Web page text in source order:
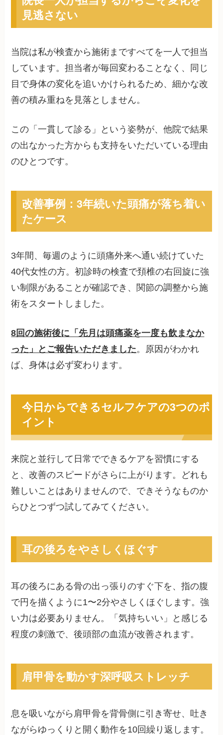
見逃さない
当院は私が検査から施術まですべてを一人で担当
しています。担当者が毎回変わることなく、同じ
目で身体の変化を追いかけられるため、細かな改
善の積み重ねを見落としません。
この「一貫して診る」という姿勢が、他院で結果
の出なかった方からも支持をいただいている理由
のひとつです。
改善事例：3年続いた頭痛が落ち着い
たケース
3年間、毎週のように頭痛外来へ通い続けていた
40代女性の方。初診時の検査で頚椎の右回旋に強
い制限があることが確認でき、関節の調整から施
術をスタートしました。
8回の施術後に「先月は頭痛薬を一度も飲まなか
った」とご報告いただきました。原因がわかれ
ば、身体は必ず変わります。
今日からできるセルフケアの3つのポ
イント
来院と並行して日常でできるケアを習慣にする
と、改善のスピードがさらに上がります。どれも
難しいことはありませんので、できそうなものか
らひとつずつ試してみてください。
耳の後ろをやさしくほぐす
耳の後ろにある骨の出っ張りのすぐ下を、指の腹
で円を描くように1〜2分やさしくほぐします。強
い力は必要ありません。「気持ちいい」と感じる
程度の刺激で、後頭部の血流が改善されます。
肩甲骨を動かす深呼吸ストレッチ
息を吸いながら肩甲骨を背骨側に引き寄せ、吐き
ながらゆっくりと開く動作を10回繰り返します。